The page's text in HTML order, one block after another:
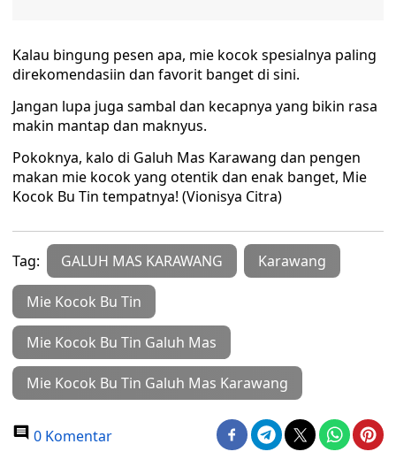
Kalau bingung pesen apa, mie kocok spesialnya paling
direkomendasiin dan favorit banget di sini.
Jangan lupa juga sambal dan kecapnya yang bikin rasa
makin mantap dan maknyus.
Pokoknya, kalo di Galuh Mas Karawang dan pengen
makan mie kocok yang otentik dan enak banget, Mie
Kocok Bu Tin tempatnya! (Vionisya Citra)
Tag: GALUH MAS KARAWANG Karawang
Mie Kocok Bu Tin
Mie Kocok Bu Tin Galuh Mas
Mie Kocok Bu Tin Galuh Mas Karawang
0 Komentar